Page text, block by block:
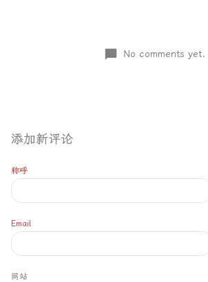
No comments yet.
添加新评论
称呼
Email
网站